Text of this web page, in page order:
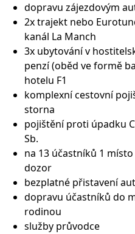
dopravu zájezdovým
2x trajekt nebo
kanál La Manch
3x ubytování v
penzí (oběd ve formě
hotelu F1
komplexní cestovní
storna
pojištění proti úpadku
Sb.
na 13 účastníků 1
dozor
bezplatné přistavení
dopravu účastníků do
rodinou
služby průvodce